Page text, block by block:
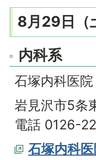
8月29日（
内科系
石塚内科医院
岩見沢市5条
電話 0126-
石塚内科